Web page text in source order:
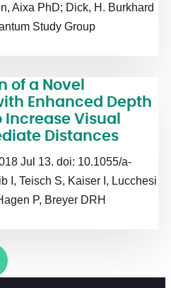
Aixa PhD; Dick, H. Burkhard
Study Group
of a Novel
Enhanced Depth
Increase Visual
Distances
Jul 13. doi: 10.1055/a-
I, Teisch S, Kaiser I, Lucchesi
P, Breyer DRH